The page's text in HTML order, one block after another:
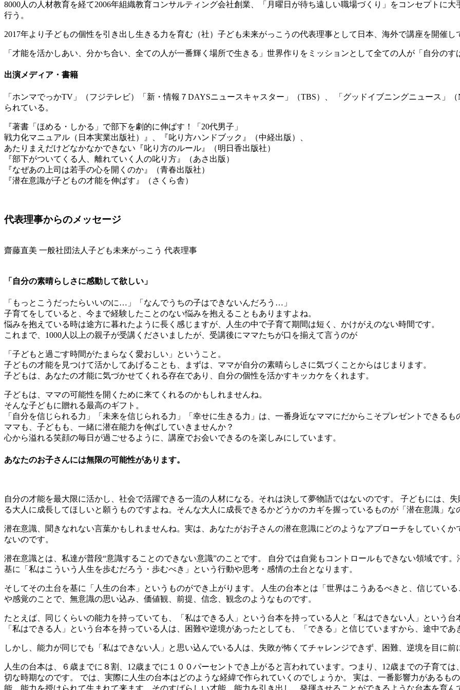
8000人の人材教育を経て2006年組織教育コンサルティング会社創業、「月曜日が待ち遠しい職場づくり」をコンセプトに
行う。
2017年より子どもの個性を引き出し生きる力を育む（社）子ども未来がっこうの代表理事として日本、海外で講座を開催し
「才能を活かしあい、分かち合い、全ての人が一番輝く場所で生きる」世界作りをミッションとして全ての人が「自分の
出演メディア・書籍
「ホンマでっかTV」（フジテレビ）「新・情報７DAYSニュースキャスター」（TBS）、 「グッドイブニングニュース」
られている。
『著書「ほめる・しかる」で部下を劇的に伸ばす！「20代男子」
戦力化マニュアル（日本実業出版社）』、『叱り方ハンドブック』（中経出版）、
あたりまえだけどなかなかできない『叱り方のルール』（明日香出版社）
『部下がついてくる人、離れていく人の叱り方』（あさ出版）
『なぜあの上司は若手の心を開くのか』（青春出版社）
『潜在意識が子どもの才能を伸ばす』（さくら舎）
代表理事からのメッセージ
齋藤直美 一般社団法人子ども未来がっこう 代表理事
「自分の素晴らしさに感動して欲しい」
「もっとこうだったらいいのに…」「なんでうちの⼦はできないんだろう…」
⼦育てをしていると、今まで経験したことのない悩みを抱えることもありますよね。
悩みを抱えている時は途方に暮れたように長く感じますが、人生の中で子育て期間は短く、かけがえのない時間です。
これまで、1000人以上の親子が受講くださいましたが、受講後にママたちが口を揃えて言うのが
「子どもと過ごす時間がたまらなく愛おしい」ということ。
子どもの才能を見つけて活かしてあげることも、まずは、ママが自分の素晴らしさに気づくことからはじまります。
子どもは、あなたの才能に気づかせてくれる存在であり、自分の個性を活かすキッカケをくれます。
子どもは、ママの可能性を開くために来てくれるのかもしれませんね。
そんな子どもに贈れる最高のギフト。
「自分を信じられる力」「未来を信じられる力」「幸せに生きる力」は、一番身近なママにだからこそプレゼントできるも
ママも、子どもも、一緒に潜在能力を伸ばしていきませんか？
心から溢れる笑顔の毎日が過ごせるように、講座でお会いできるのを楽しみにしています。
あなたのお子さんには無限の可能性があります。
自分の才能を最大限に活かし、社会で活躍できる一流の人材になる。それは決して夢物語ではないのです。 子どもには、
る大人に成長してほしいと願うものですよね。そんな大人に成長できるかどうかのカギを握っているものが「潜在意識」な
潜在意識、聞きなれない言葉かもしれませんね。実は、あなたがお子さんの潜在意識にどのようなアプローチをしていく
ないのです。
潜在意識とは、私達が普段“意識することのできない意識”のことです。 自分では自覚もコントロールもできない領域です
基に「私はこういう人生を歩むだろう・歩むべき」という行動や思考・感情の土台となります。
そしてその土台を基に「人生の台本」というものができ上がります。 人生の台本とは「世界はこうあるべきと、信じてい
や感覚のことで、無意識の思い込み、価値観、前提、信念、観念のようなものです。
たとえば、同じくらいの能力を持っていても、「私はできる人」という台本を持っている人と「私はできない人」という
「私はできる人」という台本を持っている人は、困難や逆境があったとしても、「できる」と信じていますから、途中で
しかし、能力が同じでも「私はできない人」と思い込んでいる人は、失敗が怖くてチャレンジできず、困難、逆境を目に
人生の台本は、６歳までに８割、12歳までに１００パーセントでき上がると言われています。つまり、12歳までの子育て
切な時期なのです。 では、実際に人生の台本はどのような経緯で作られていくのでしょうか。 実は、一番影響力があるも
能、能力を授けられて生まれて来ます。そのすばらしい才能、能力を引き出し、発揮させることができるような台本を育ん